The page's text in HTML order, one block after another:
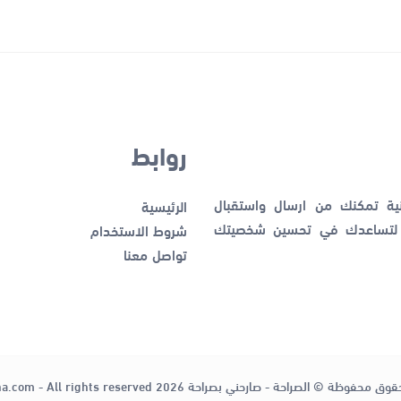
تمكنك من ارسال واستقبال
لتساعدك في تحسين شخصيتك
روابط
الرئيسية
شروط الاستخدام
تواصل معنا
محفوظة © الصراحة - صارحني بصراحة 2026 - All rights reserved